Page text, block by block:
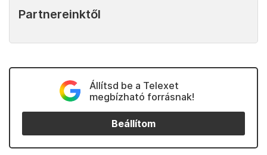
Partnereinktől
Állítsd be a Telexet
megbízható forrásnak!
Beállítom